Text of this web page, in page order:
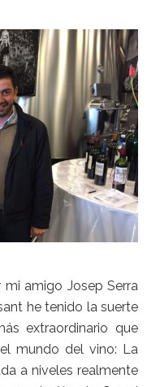
amigo Josep Serra
he tenido la suerte
extraordinario que
mundo del vino: La
a niveles realmente